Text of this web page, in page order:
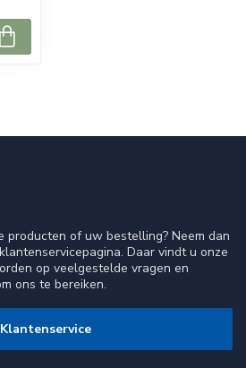
producten of uw bestelling? Neem dan
Daar vindt u onze
op veelgestelde vragen en
ons te bereiken.
Klantenservice